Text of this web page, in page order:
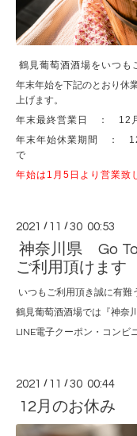
鶴見葡萄酒酒場をいつも
年末年始を下記のとおり休
上げます。
年末最終営業日 ： 12月
年末年始休業期間 ： 12
で
年始は1月5日より営業致
2021 / 11 /30 00:53
神奈川県 Go
ご利用頂けます
いつもご利用頂き誠に有難
鶴見葡萄酒酒場では『神奈
LINE電子クーポン・コンビ
2021 / 11 /30 00:44
12月のお休み